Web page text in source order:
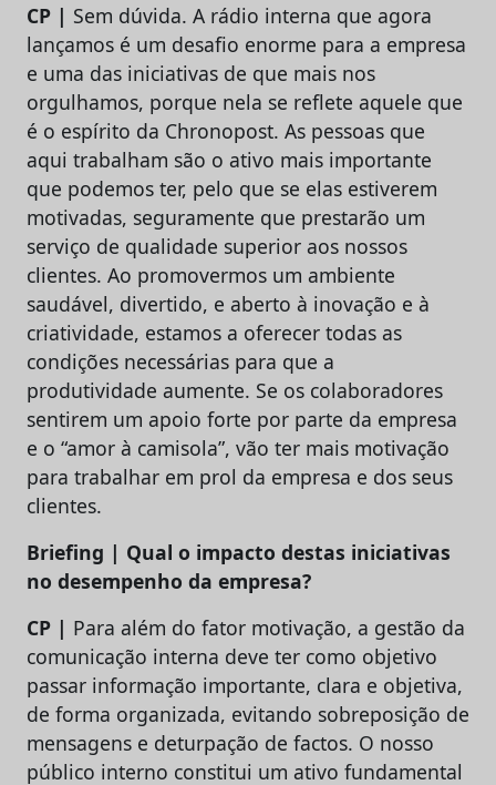
CP | Sem dúvida. A rádio interna que agora
lançamos é um desafio enorme para a empresa
e uma das iniciativas de que mais nos
orgulhamos, porque nela se reflete aquele que
é o espírito da Chronopost. As pessoas que
aqui trabalham são o ativo mais importante
que podemos ter, pelo que se elas estiverem
motivadas, seguramente que prestarão um
serviço de qualidade superior aos nossos
clientes. Ao promovermos um ambiente
saudável, divertido, e aberto à inovação e à
criatividade, estamos a oferecer todas as
condições necessárias para que a
produtividade aumente. Se os colaboradores
sentirem um apoio forte por parte da empresa
e o “amor à camisola”, vão ter mais motivação
para trabalhar em prol da empresa e dos seus
clientes.
Briefing | Qual o impacto destas iniciativas
no desempenho da empresa?
CP | Para além do fator motivação, a gestão da
comunicação interna deve ter como objetivo
passar informação importante, clara e objetiva,
de forma organizada, evitando sobreposição de
mensagens e deturpação de factos. O nosso
público interno constitui um ativo fundamental